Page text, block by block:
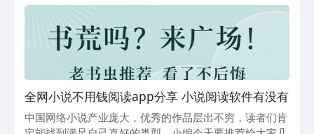
全网小说不用钱阅读app分享 小说阅读软件有没有
中国网络小说产业庞大，优秀的作品层出不穷，读者们肯